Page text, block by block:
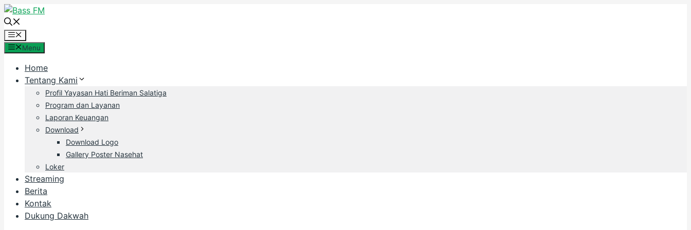
Skip
to
contentMenu
Menu
Home
Tentang Kami
Profil Yayasan Hati Beriman Salatiga
Program dan Layanan
Laporan Keuangan
Download
Download Logo
Gallery Poster Nasehat
Loker
Streaming
Berita
Kontak
Dukung Dakwah